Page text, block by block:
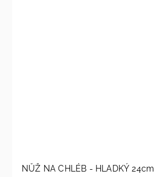
NŮŽ NA CHLÉB - HLADKÝ 24cm